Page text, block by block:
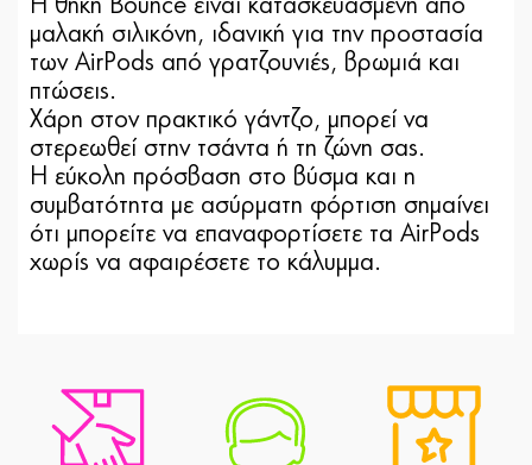
Η θήκη Bounce είναι κατασκευασμένη από
μαλακή σιλικόνη, ιδανική για την προστασία
των AirPods από γρατζουνιές, βρωμιά και
πτώσεις.
Χάρη στον πρακτικό γάντζο, μπορεί να
στερεωθεί στην τσάντα ή τη ζώνη σας.
Η εύκολη πρόσβαση στο βύσμα και η
συμβατότητα με ασύρματη φόρτιση σημαίνει
ότι μπορείτε να επαναφορτίσετε τα AirPods
χωρίς να αφαιρέσετε το κάλυμμα.